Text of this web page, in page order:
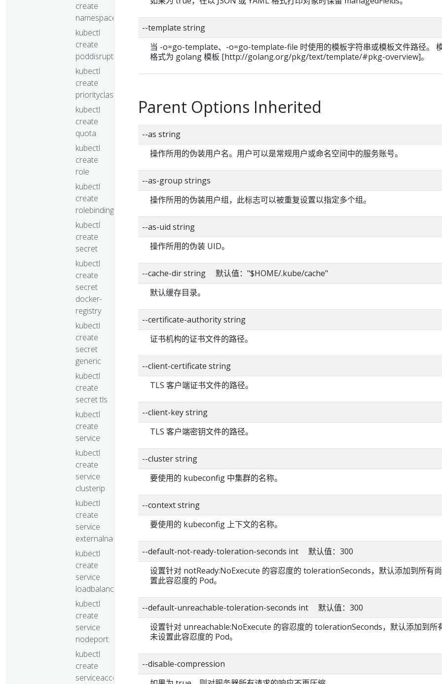
create
namespace
kubectl
create
poddisruptionbudget
kubectl
create
priorityclass
kubectl
create
quota
kubectl
create
role
kubectl
create
rolebinding
kubectl
create
secret
kubectl
create
secret
docker-
registry
kubectl
create
secret
generic
kubectl
create
secret tls
kubectl
create
service
kubectl
create
service
clusterip
kubectl
create
service
externalname
kubectl
create
service
loadbalancer
kubectl
create
service
nodeport
kubectl
create
serviceaccount
--template string
当 -o=go-template、-o=go-template-file 时使用的模板字符串或模板文件路径。
格式为 golang 模板 [http://golang.org/pkg/text/template/#pkg-overview]。
Parent Options Inherited
--as string
操作所用的伪装用户名。用户可以是常规用户或命名空间中的服务账号。
--as-group strings
操作所用的伪装用户组，此标志可以被重复设置以指定多个组。
--as-uid string
操作所用的伪装 UID。
--cache-dir string 默认值："$HOME/.kube/cache"
默认缓存目录。
--certificate-authority string
证书机构的证书文件的路径。
--client-certificate string
TLS 客户端证书文件的路径。
--client-key string
TLS 客户端密钥文件的路径。
--cluster string
要使用的 kubeconfig 中集群的名称。
--context string
要使用的 kubeconfig 上下文的名称。
--default-not-ready-toleration-seconds int 默认值：300
设置针对 notReady:NoExecute 的容忍度的 tolerationSeconds，默认添加到所有
置此容忍度的 Pod。
--default-unreachable-toleration-seconds int 默认值：300
设置针对 unreachable:NoExecute 的容忍度的 tolerationSeconds，默认添加到所
未设置此容忍度的 Pod。
--disable-compression